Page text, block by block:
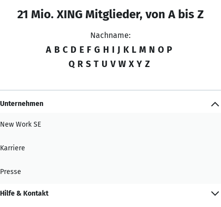
21 Mio. XING Mitglieder, von A bis Z
Nachname:
A B C D E F G H I J K L M N O P
Q R S T U V W X Y Z
Unternehmen
New Work SE
Karriere
Presse
Hilfe & Kontakt